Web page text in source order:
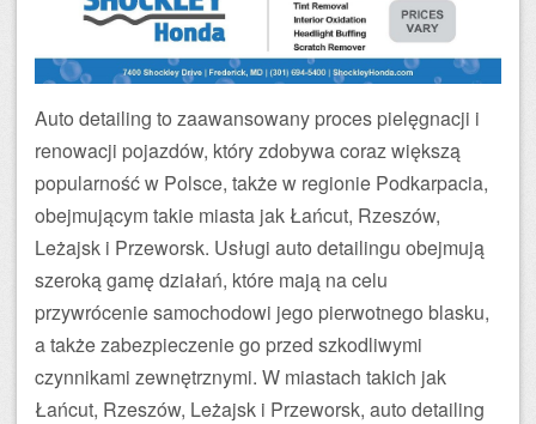
Auto detailing to zaawansowany proces pielęgnacji i
renowacji pojazdów, który zdobywa coraz większą
popularność w Polsce, także w regionie Podkarpacia,
obejmującym takie miasta jak Łańcut, Rzeszów,
Leżajsk i Przeworsk. Usługi auto detailingu obejmują
szeroką gamę działań, które mają na celu
przywrócenie samochodowi jego pierwotnego blasku,
a także zabezpieczenie go przed szkodliwymi
czynnikami zewnętrznymi. W miastach takich jak
Łańcut, Rzeszów, Leżajsk i Przeworsk, auto detailing